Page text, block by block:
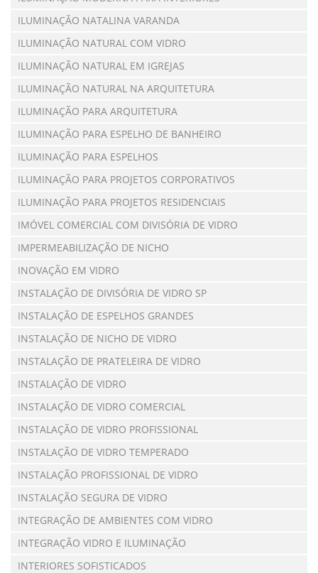
ILUMINAÇÃO NATALINA VARANDA
ILUMINAÇÃO NATURAL COM VIDRO
ILUMINAÇÃO NATURAL EM IGREJAS
ILUMINAÇÃO NATURAL NA ARQUITETURA
ILUMINAÇÃO PARA ARQUITETURA
ILUMINAÇÃO PARA ESPELHO DE BANHEIRO
ILUMINAÇÃO PARA ESPELHOS
ILUMINAÇÃO PARA PROJETOS CORPORATIVOS
ILUMINAÇÃO PARA PROJETOS RESIDENCIAIS
IMÓVEL COMERCIAL COM DIVISÓRIA DE VIDRO
IMPERMEABILIZAÇÃO DE NICHO
INOVAÇÃO EM VIDRO
INSTALAÇÃO DE DIVISÓRIA DE VIDRO SP
INSTALAÇÃO DE ESPELHOS GRANDES
INSTALAÇÃO DE NICHO DE VIDRO
INSTALAÇÃO DE PRATELEIRA DE VIDRO
INSTALAÇÃO DE VIDRO
INSTALAÇÃO DE VIDRO COMERCIAL
INSTALAÇÃO DE VIDRO PROFISSIONAL
INSTALAÇÃO DE VIDRO TEMPERADO
INSTALAÇÃO PROFISSIONAL DE VIDRO
INSTALAÇÃO SEGURA DE VIDRO
INTEGRAÇÃO DE AMBIENTES COM VIDRO
INTEGRAÇÃO VIDRO E ILUMINAÇÃO
INTERIORES SOFISTICADOS